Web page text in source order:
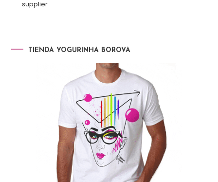
supplier
TIENDA YOGURINHA BOROVA